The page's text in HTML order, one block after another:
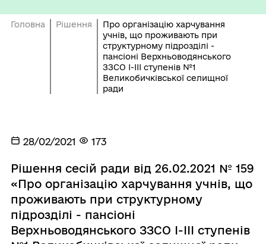
Головна Рішення
Про організацію харчування
учнів, що проживають при
структурному підрозділі -
пансіоні Верхньоводянського
ЗЗСО І-ІІІ ступенів №1
Великобичківської селищної
ради
28/02/2021 173
Рішення сесій ради від 26.02.2021 № 159
«Про організацію харчування учнів, що
проживають при структурному
підрозділі - пансіоні
Верхньоводянського ЗЗСО І-ІІІ ступенів